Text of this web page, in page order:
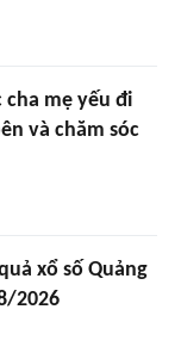
mẹ yếu đi
và chăm sóc
xổ số Quảng
2026